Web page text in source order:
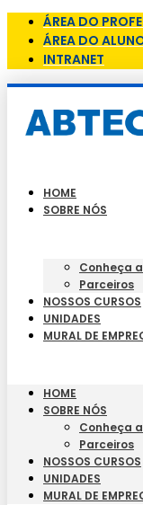
ÁREA DO
ÁREA DO
INTRANET
HOME
SOBRE NÓS
Conheça a
Parceiros
NOSSOS CURSOS
UNIDADES
MURAL DE
HOME
SOBRE NÓS
Conheça a
Parceiros
NOSSOS CURSOS
UNIDADES
MURAL DE